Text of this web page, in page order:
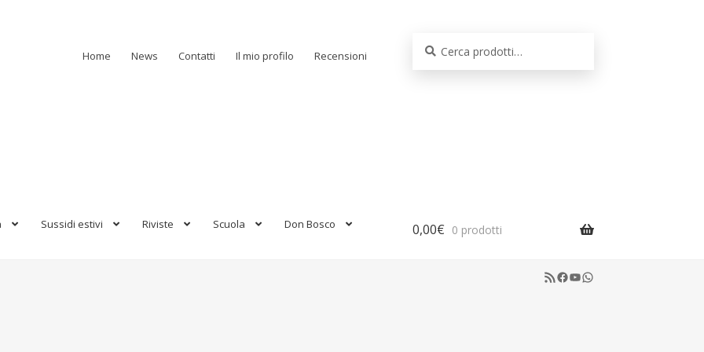
Home News Contatti Il mio profilo Recensioni
Sussidi estivi Riviste Scuola Don Bosco 0,00€ 0 prodotti
RSS Feed
Facebook
YouTube
WhatsApp